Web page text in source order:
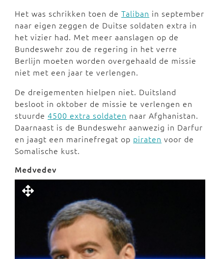
Het was schrikken toen de Taliban in september
naar eigen zeggen de Duitse soldaten extra in
het vizier had. Met meer aanslagen op de
Bundeswehr zou de regering in het verre
Berlijn moeten worden overgehaald de missie
niet met een jaar te verlengen.
De dreigementen hielpen niet. Duitsland
besloot in oktober de missie te verlengen en
stuurde 4500 extra soldaten naar Afghanistan.
Daarnaast is de Bundeswehr aanwezig in Darfur
en jaagt een marinefregat op piraten voor de
Somalische kust.
Medvedev